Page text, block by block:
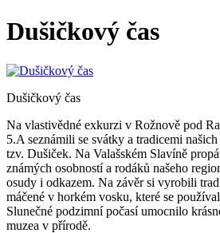
Dušičkový čas
Dušičkový čas
Na vlastivědné exkurzi v Rožnově pod
5.A seznámili se svátky a tradicemi
tzv. Dušiček. Na Valašském Slavíně
známých osobností a rodáků našeho
osudy i odkazem. Na závěr si vyrobili
máčené v horkém vosku, které se
Slunečné podzimní počasí umocnilo
muzea v přírodě.